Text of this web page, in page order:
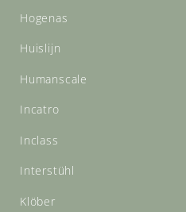
Hogenas
Huislijn
Humanscale
Incatro
Inclass
Interstühl
Klöber